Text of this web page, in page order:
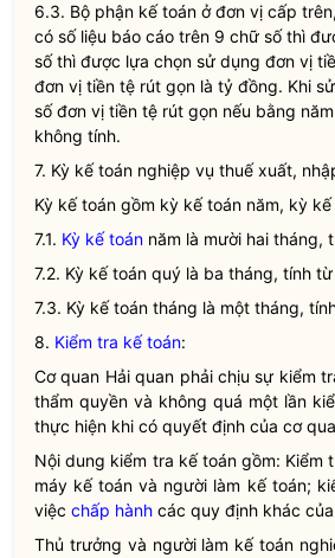
6.3. Bộ phận kế toán ở đơn vị cấp
có số liệu báo cáo trên 9 chữ số thì
số thì được lựa chọn sử dụng đơn vị
đơn vị tiền tệ rút gọn là tỷ đồng. Khi
số đơn vị tiền tệ rút gọn nếu bằng
không tính.
7. Kỳ kế toán nghiệp vụ thuế xuất,
Kỳ kế toán gồm kỳ kế toán năm, kỳ
7.1. Kỳ kế toán năm là mười hai tháng,
7.2. Kỳ kế toán quý là ba tháng, tính
7.3. Kỳ kế toán tháng là một tháng,
8. Kiểm tra kế toán:
Cơ quan Hải quan phải chịu sự kiểm
thẩm quyềnvà không quá một lần
thực hiện khi có quyết định của cơ
Nội dung kiểm tra kế toángồm: Kiểm
máy kế toán và người làm kế toán;
việc chấp hành các quy định khác
Thủ trưởng và người làm kế toán